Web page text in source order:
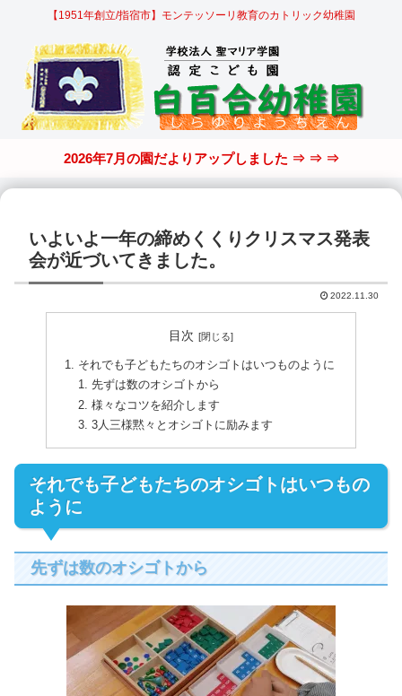
【1951年創立/指宿市】モンテッソーリ教育のカトリック幼稚園
2026年7月の園だよりアップしました ⇒ ⇒ ⇒
いよいよ一年の締めくくりクリスマス発表
会が近づいてきました。
2022.11.30
目次
それでも子どもたちのオシゴトはいつものように
先ずは数のオシゴトから
様々なコツを紹介します
3人三様黙々とオシゴトに励みます
それでも子どもたちのオシゴトはいつもの
ように
先ずは数のオシゴトから